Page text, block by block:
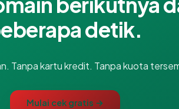
detik.
Tanpa kartu kredit. Tanpa kuota
Mulai cek gratis →